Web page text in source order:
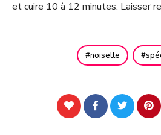
et cuire 10 à 12 minutes. Laisser
noisette